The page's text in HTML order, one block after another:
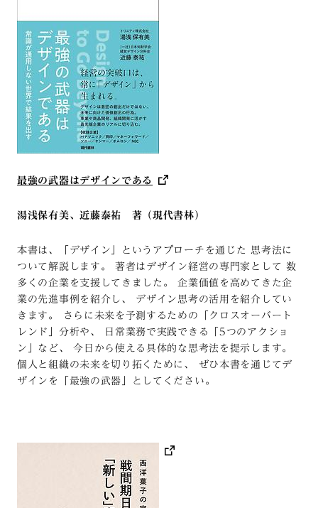
最強の武器はデザインである
湯浅保有美、近藤泰祐 著（現代書林）
本書は、「デザイン」というアプローチを通じた 思考法に
ついて解説します。 著者はデザイン経営の専門家として 数
多くの企業を支援してきました。 企業価値を高めてきた企
業の先進事例を紹介し、 デザイン思考の活用を紹介してい
きます。 さらに未来を予測するための「クロスオーバート
レンド」分析や、 日常業務で実践できる「5つのアクショ
ン」など、 今日から使える具体的な思考法を提示します。
個人と組織の未来を切り拓くために、 ぜひ本書を通じてデ
ザインを「最強の武器」としてください。